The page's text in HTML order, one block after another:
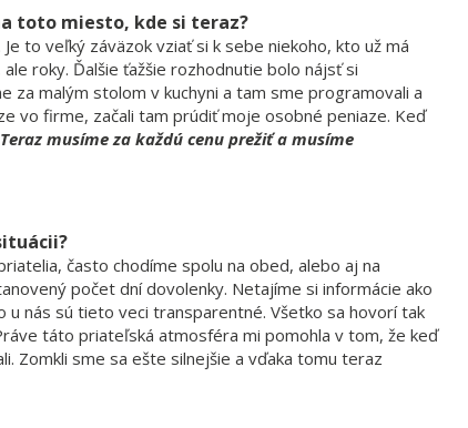
toto miesto, kde si teraz?
to veľký záväzok vziať si k sebe niekoho, kto už má
roky. Ďalšie ťažšie rozhodnutie bolo nájsť si
za malým stolom v kuchyni a tam sme programovali a
vo firme, začali tam prúdiť moje osobné peniaze. Keď
musíme za každú cenu prežiť a musíme
často chodíme spolu na obed, alebo aj na
počet dní dovolenky. Netajíme si informácie ako
u nás sú tieto veci transparentné. Všetko sa hovorí tak
táto priateľská atmosféra mi pomohla v tom, že keď
Zomkli sme sa ešte silnejšie a vďaka tomu teraz